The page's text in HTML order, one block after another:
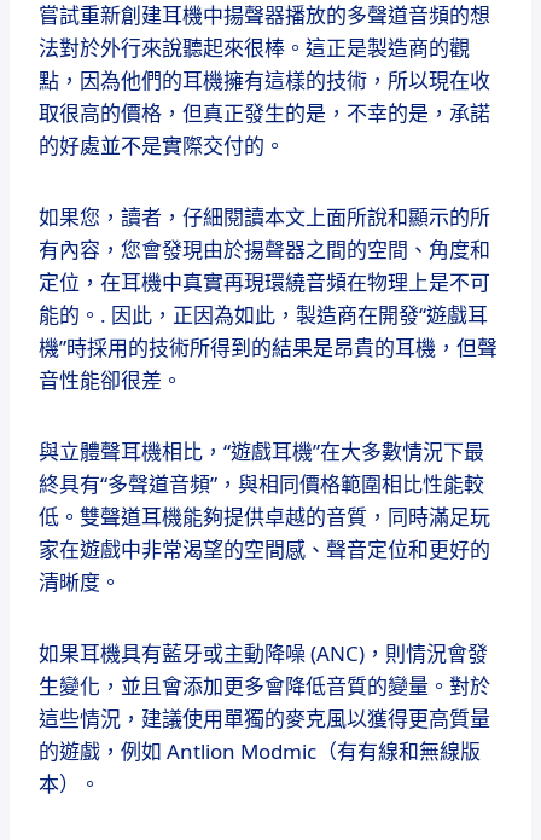
嘗試重新創建耳機中揚聲器播放的多聲道音頻的想
法對於外行來說聽起來很棒。 這正是製造商的觀
點，因為他們的耳機擁有這樣的技術，所以現在收
取很高的價格，但真正發生的是，不幸的是，承諾
的好處並不是實際交付的。
如果您，讀者，仔細閱讀本文上面所說和顯示的所
有內容，您會發現由於揚聲器之間的空間、角度和
定位，在耳機中真實再現環繞音頻在物理上是不可
能的。 . 因此，正因為如此，製造商在開發“遊戲耳
機”時採用的技術所得到的結果是昂貴的耳機，但聲
音性能卻很差。
與立體聲耳機相比，“遊戲耳機”在大多數情況下最
終具有“多聲道音頻”，與相同價格範圍相比性能較
低。 雙聲道耳機能夠提供卓越的音質，同時滿足玩
家在遊戲中非常渴望的空間感、聲音定位和更好的
清晰度。
如果耳機具有藍牙或主動降噪 (ANC)，則情況會發
生變化，並且會添加更多會降低音質的變量。 對於
這些情況，建議使用單獨的麥克風以獲得更高質量
的遊戲，例如 Antlion Modmic（有有線和無線版
本）。